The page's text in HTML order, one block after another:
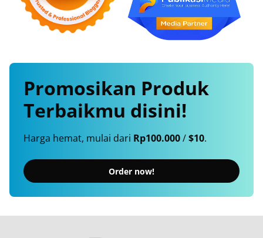
Promosikan Produk
Terbaikmu disini!
Harga hemat, mulai dari Rp100.000/$10.
Order now!